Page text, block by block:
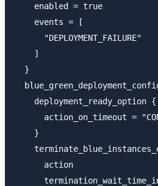
    enabled = true
    events = [
      "DEPLOYMENT_FAILURE"
    ]
  }
    deployment_ready_option {
action_on_timeout =
    }
action